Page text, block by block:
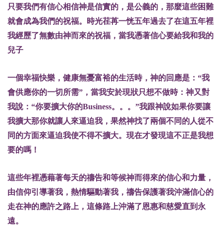
只要我們有信心相信神是信實的，是公義的，那麼這些困難
就會成為我們的祝福。時光荏苒一恍五年過去了在這五年裡
我經歷了無數由神而來的祝福，當我憑著信心要給我和我的
兒子
一個幸福快樂，健康無憂富裕的生活時，神的回應是：“我
會供應你的一切所需”，當我安於現狀只想不做時：神又對
我說：“你要擴大你的Business。。。”我跟神說如果你要讓
我擴大那你就讓人來逼迫我，果然神找了兩個不同的人從不
同的方面來逼迫我使不得不擴大。現在才發現這不正是我想
要的嗎！
這些年裡憑藉著每天的禱告和等候神而得來的信心和力量，
由信仰引導著我，熱情驅動著我，禱告保護著我沖滿信心的
走在神的應許之路上，這條路上沖滿了恩惠和慈愛直到永
遠。